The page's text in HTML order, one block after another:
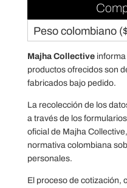
Peso colombiano
Majha Collective
productos ofrecidos son
fabricados bajo pedido.
La recolección de los
a través de los
oficial de Majha
normativa colombiana
personales.
El proceso de cotización,